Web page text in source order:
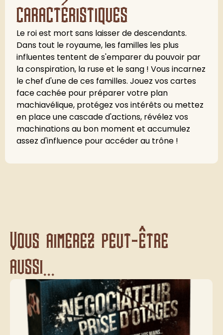
caractéristiques
Le roi est mort sans laisser de descendants.
Dans tout le royaume, les familles les plus
influentes tentent de s'emparer du pouvoir par
la conspiration, la ruse et le sang ! Vous incarnez
le chef d'une de ces familles. Jouez vos cartes
face cachée pour préparer votre plan
machiavélique, protégez vos intérêts ou mettez
en place une cascade d'actions, révélez vos
machinations au bon moment et accumulez
assez d'influence pour accéder au trône !
Vous aimerez peut-être
aussi...